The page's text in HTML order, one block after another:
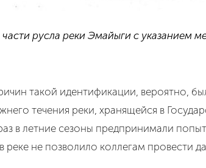
русла реки Эмайыги с указанием
такой идентификации, вероятно,
течения реки, хранящейся в
в летние сезоны предпринимали
реке не позволило коллегам провести